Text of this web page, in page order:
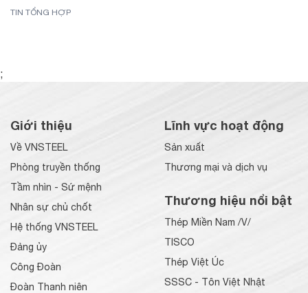
TIN TỔNG HỢP
;
Giới thiệu
Về VNSTEEL
Phòng truyền thống
Tầm nhìn - Sứ mệnh
Nhân sự chủ chốt
Hệ thống VNSTEEL
Đảng ủy
Công Đoàn
Đoàn Thanh niên
Lĩnh vực hoạt động
Sản xuất
Thương mại và dịch vụ
Thương hiệu nổi bật
Thép Miền Nam /V/
TISCO
Thép Việt Úc
SSSC - Tôn Việt Nhật